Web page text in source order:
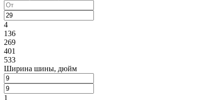
4
136
269
401
533
Ширина шины, дюйм
1